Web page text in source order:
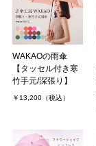
WAKAOの雨傘
【タッセル付き寒
竹手元/深張り】
￥13,200（税込）